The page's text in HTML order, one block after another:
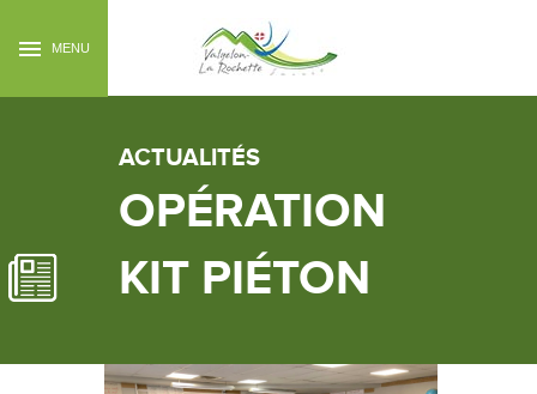
MENU
ACTUALITÉS
OPÉRATION
KIT PIÉTON